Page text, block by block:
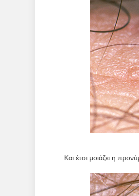
Και έτσι μοιάζει η